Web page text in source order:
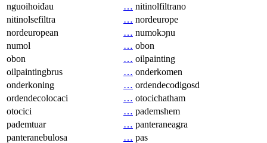
nguoihoiđau
… nitinolfiltrano
nitinolsefiltra
… nordeurope
nordeuropean
… numokɔɲu
numol
… obon
obon
… oilpainting
oilpaintingbrus
… onderkomen
onderkoning
… ordendecodigosd
ordendecolocaci
… otocichatham
otocici
… pademshem
pademtuar
… panteraneagra
panteranebulosa
… pas